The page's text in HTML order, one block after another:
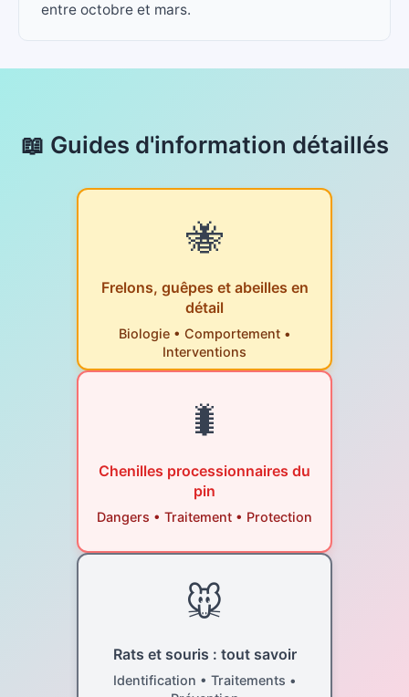
entre octobre et mars.
📖 Guides d'information détaillés
🐝
Frelons, guêpes et abeilles en
détail
Biologie • Comportement •
Interventions
🐛
Chenilles processionnaires du
pin
Dangers • Traitement • Protection
🐭
Rats et souris : tout savoir
Identification • Traitements •